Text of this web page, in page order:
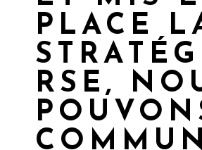
PLACE
RSE,